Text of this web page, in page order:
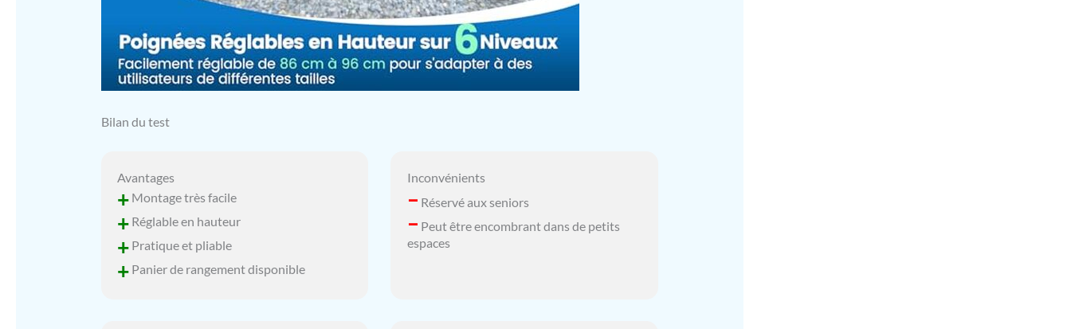
Bilan du test
Avantages
+Montage très facile
+Réglable en hauteur
+Pratique et pliable
+Panier de rangement disponible
Inconvénients
– Réservé aux seniors
– Peut être encombrant dans de petits
espaces